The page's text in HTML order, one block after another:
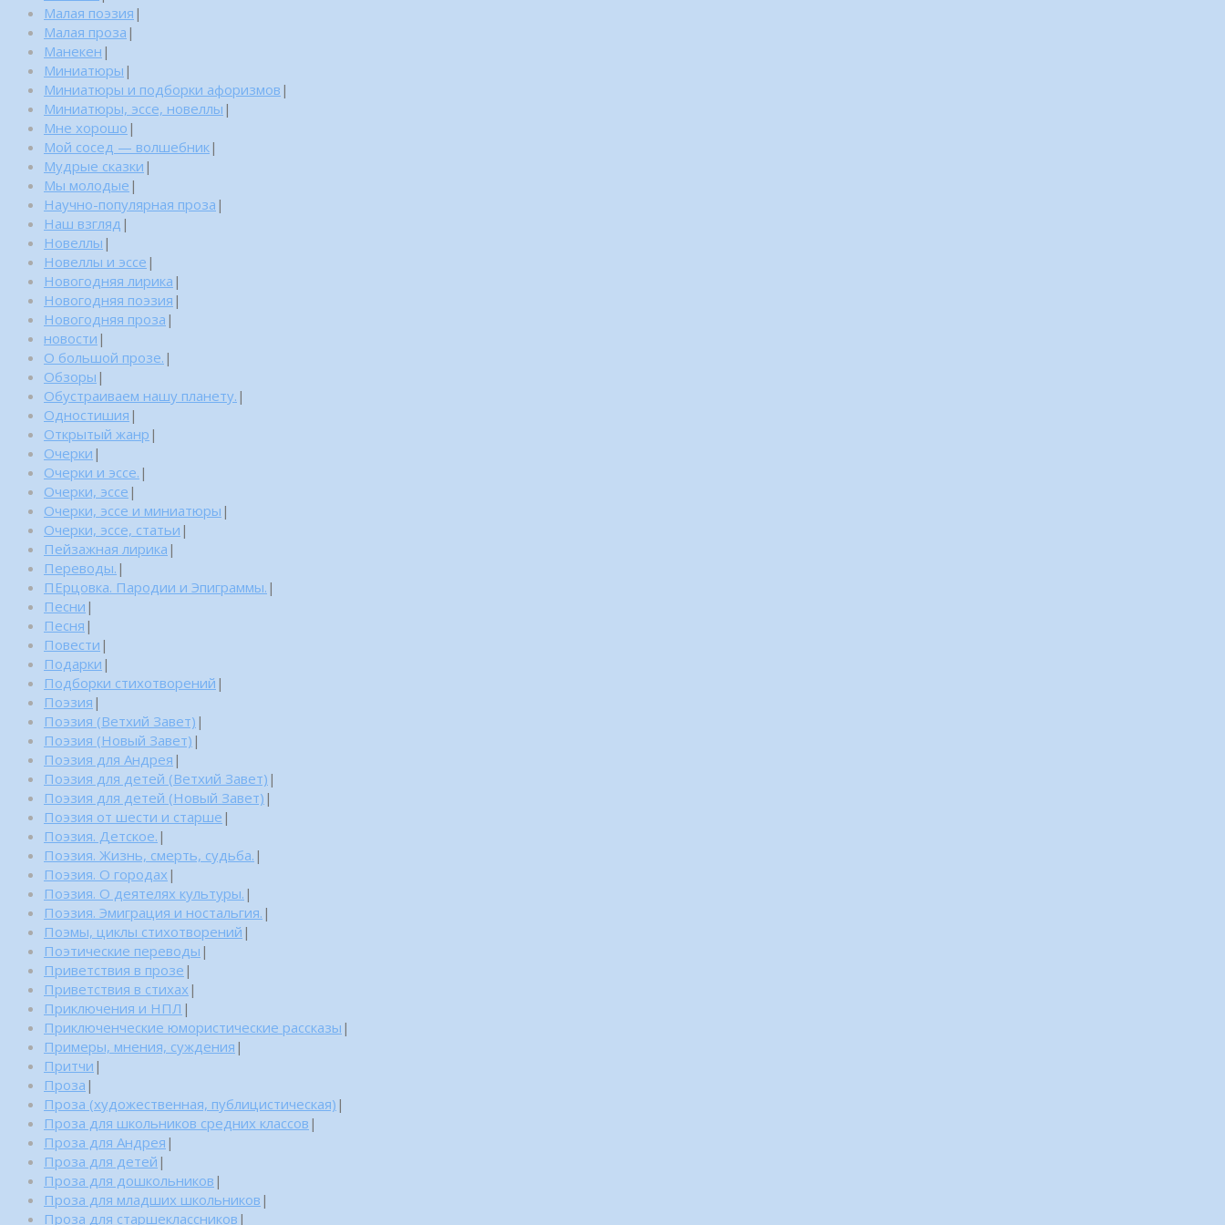
Малая поэзия |
Малая проза |
Манекен |
Миниатюры |
Миниатюры и подборки афоризмов |
Миниатюры, эссе, новеллы |
Мне хорошо |
Мой сосед — волшебник|
Мудрые сказки |
Мы молодые |
Научно-популярная проза |
Наш взгляд |
Новеллы |
Новеллы и эссе |
Новогодняя лирика |
Новогодняя поэзия |
Новогодняя проза |
новости |
О большой прозе. |
Обзоры |
Обустраиваем нашу планету. |
Одностишия |
Открытый жанр |
Очерки |
Очерки и эссе. |
Очерки, эссе |
Очерки, эссе и миниатюры |
Очерки, эссе, статьи |
Пейзажная лирика |
Переводы. |
ПЕрцовка. Пародии и Эпиграммы. |
Песни |
Песня |
Повести |
Подарки |
Подборки стихотворений |
Поэзия |
Поэзия (Ветхий Завет) |
Поэзия (Новый Завет) |
Поэзия для Андрея |
Поэзия для детей (Ветхий Завет) |
Поэзия для детей (Новый Завет) |
Поэзия от шести и старше |
Поэзия. Детское. |
Поэзия. Жизнь, смерть, судьба. |
Поэзия. О городах |
Поэзия. О деятелях культуры. |
Поэзия. Эмиграция и ностальгия. |
Поэмы, циклы стихотворений |
Поэтические переводы |
Приветствия в прозе |
Приветствия в стихах |
Приключения и НПЛ |
Приключенческие юмористические рассказы |
Примеры, мнения, суждения |
Притчи |
Проза |
Проза (художественная, публицистическая) |
Проза для школьников средних классов |
Проза для Андрея |
Проза для детей |
Проза для дошкольников |
Проза для младших школьников |
Проза для старшеклассников |